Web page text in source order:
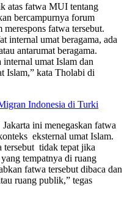
atas fatwa MUI tentang
bercampurnya forum
fatwa tersebut.
internal umat beragama, ada
antarumat beragama.
umat Islam dan
Islam,” kata Tholabi di
Indonesia di Turki
ini menegaskan fatwa
eksternal umat Islam.
tersebut tidak tepat jika
tempatnya di ruang
fatwa tersebut dibaca dan
ruang publik,” tegas